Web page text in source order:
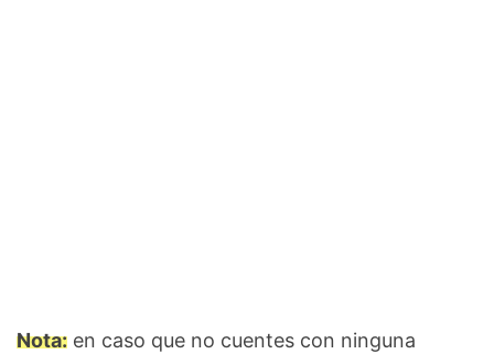
Nota: en caso que no cuentes con ninguna